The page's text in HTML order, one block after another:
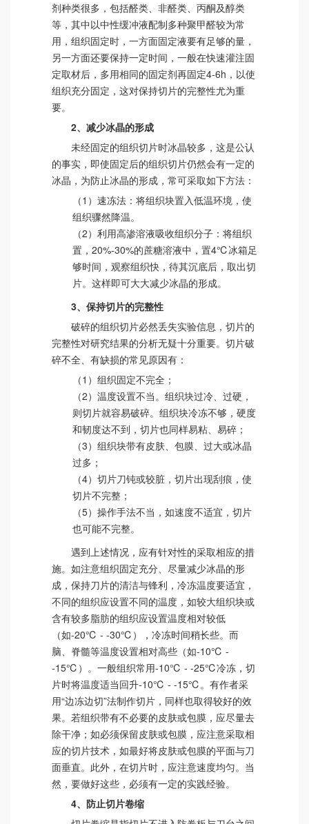
剂种类很多，包括醛类、非醛类、丙酮及醇类
等，其中以中性缓冲液配制多种聚甲醛较为常
用，组织固定时，一方面固定液要有足够的量，
另一方面还要保持一定时间，一般在快速灌注固
定取材后，多用相同的固定剂再固定4-6h，以使
组织充分固定，这对保持切片的完整性尤为重
要。
2、减少冰晶的形成
未经固定的组织切片时冰晶较多，这是公认
的事实，即使固定后的组织切片仍然会有一定的
冰晶，为防止冰晶的形成，常可采取如下方法：
（1）速冻法：将组织块置入低温环境，使
组织骤然降温。
（2）利用高渗溶液吸收组织分子：将组织
置，20%-30%的蔗糖溶液中，置4℃冰箱足
够时间，观察组织快，待其沉底后，取出切
片。这样即可大大减少冰晶的形成。
3、保持切片的完整性
破碎的组织切片必然丢失实验信息，切片的
完整性对研究结果的分析无疑十分重要。切片破
碎不全、有缺损的常见原因有：
（1）组织固定不完全；
（2）温度设置不当。组织块过冷、过硬，
则切片就容易破碎。组织块冷冻不够，硬度
和韧度达不到，切片也同样易粘、易碎；
（3）组织块带有皮肤、包膜、过大或冰晶
过多；
（4）切片刀钝或较脏，切片出现刮痕，使
切片不完整；
（5）操作手法不当，如速度不适宜，切片
也可能不完整。
遇到上述情况，应有针对性的采取相应的措
施。如注意组织固定充分、尽量减少冰晶的形
成，保持刀片的清洁与锋利，冷冻温度要适宜，
不同的组织应设置不同的温度，如较大组织块或
含有较多脂肪的组织应设置温度相对较低
（如-20℃ - -30℃），冷冻时间稍长些。而
脑、脊髓等温度设置相对高些（如-10℃ -
-15℃）。一般组织常用-10℃ - -25℃冷冻，切
片时将温度适当回升-10℃ - -15℃。有作者采
用“边冻边切”法制作切片，同样也取得较好的效
果。若组织带有不必要的皮肤或包膜，应尽量去
除干净；如必须保留皮肤或包膜，应注意采取相
应的切片技术，如最好将皮肤或包膜的平面与刀
面垂直。此外，在切片时，应注意速度均匀。当
然，要做好这些，必须有一定的实践经验。
4、防止切片卷缩